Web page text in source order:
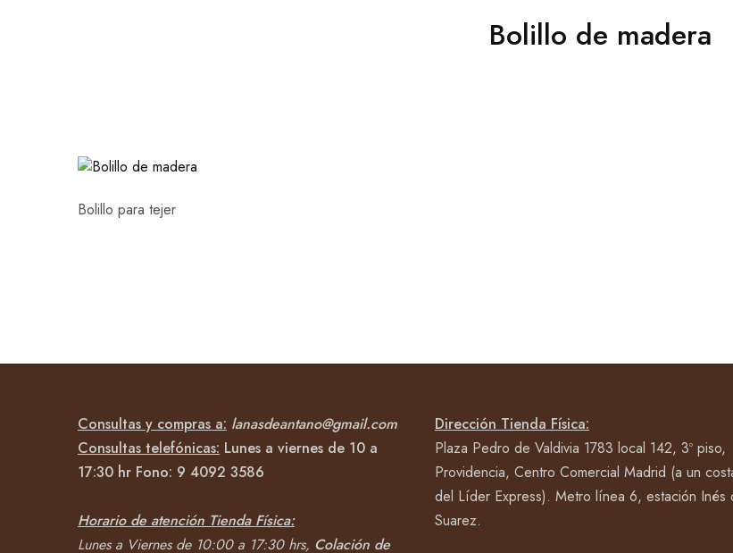
Bolillo de madera
Bolillo para tejer
Consultas y compras a: lanasdeantano@gmail.com
Consultas telefónicas: Lunes a viernes de 10 a
17:30 hr Fono: 9 4092 3586
Horario de atención Tienda Física:
Lunes a Viernes de 10:00 a 17:30 hrs, Colación de
Dirección Tienda Física:
Plaza Pedro de Valdivia 1783 local 142, 3º piso,
Providencia, Centro Comercial Madrid (a un
del Líder Express). Metro línea 6, estación Inés
Suarez.